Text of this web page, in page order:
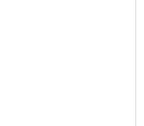
PORTE 2054 Black
cm